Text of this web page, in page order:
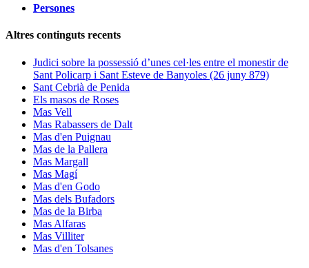
Persones
Altres continguts recents
Judici sobre la possessió d’unes cel·les entre el monestir de
Sant Policarp i Sant Esteve de Banyoles (26 juny 879)
Sant Cebrià de Penida
Els masos de Roses
Mas Vell
Mas Rabassers de Dalt
Mas d'en Puignau
Mas de la Pallera
Mas Margall
Mas Magí
Mas d'en Godo
Mas dels Bufadors
Mas de la Birba
Mas Alfaras
Mas Villiter
Mas d'en Tolsanes